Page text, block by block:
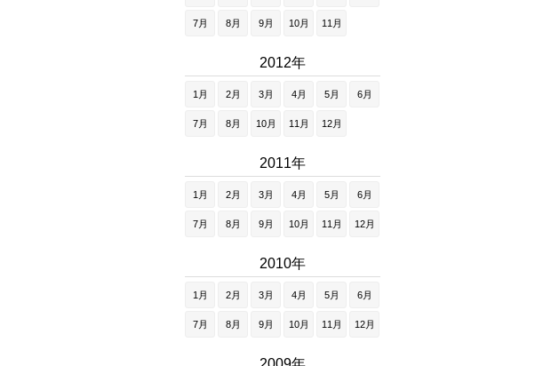
7月 8月 9月 10月 11月
2012年
1月 2月 3月 4月 5月 6月
7月 8月 10月 11月 12月
2011年
1月 2月 3月 4月 5月 6月
7月 8月 9月 10月 11月 12月
2010年
1月 2月 3月 4月 5月 6月
7月 8月 9月 10月 11月 12月